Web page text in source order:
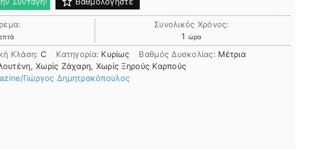
Συνολικός Χρόνος:
1 ώρα
ώρα
Κλάση: C Κατηγορία: Κυρίως Βαθμός Δυσκολίας: Μέτρια
Χωρίς Ζάχαρη, Χωρίς Ξηρούς Καρπούς
Γιώργος Δημητρακόπουλος